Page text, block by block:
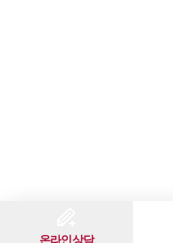
온라인상담